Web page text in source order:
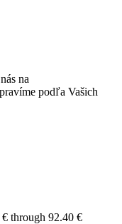
na
podľa Vašich
through 92.40 €